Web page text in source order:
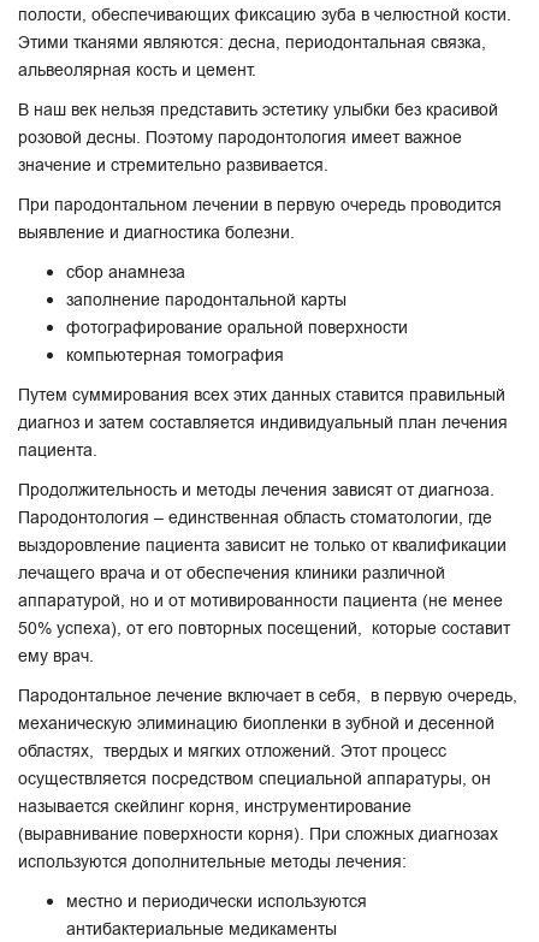
полости, обеспечивающих фиксацию зуба в челюстной кости.
Этими тканями являются: десна, периодонтальная связка,
альвеолярная кость и цемент.
В наш век нельзя представить эстетику улыбки без красивой
розовой десны. Поэтому пародонтология имеет важное
значение и стремительно развивается.
При пародонтальном лечении в первую очередь проводится
выявление и диагностика болезни.
сбор анамнеза
заполнение пародонтальной карты
фотографирование оральной поверхности
компьютерная томография
Путем суммирования всех этих данных ставится правильный
диагноз и затем составляется индивидуальный план лечения
пациента.
Продолжительность и методы лечения зависят от диагноза.
Пародонтология – единственная область стоматологии, где
выздоровление пациента зависит не только от квалификации
лечащего врача и от обеспечения клиники различной
аппаратурой, но и от мотивированности пациента (не менее
50% успеха), от его повторных посещений, которые составит
ему врач.
Пародонтальное лечение включает в себя, в первую очередь,
механическую элиминацию биопленки в зубной и десенной
областях, твердых и мягких отложений. Этот процесс
осуществляется посредством специальной аппаратуры, он
называется скейлинг корня, инструментирование
(выравнивание поверхности корня). При сложных диагнозах
используются дополнительные методы лечения:
местно и периодически используются
антибактериальные медикаменты